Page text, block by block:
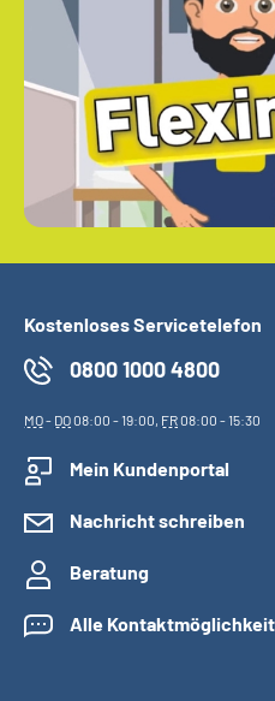
Kostenloses Servicetelefon
0800 1000 4800
MO- DO08:00 - 19:00, FR08:00 - 15:30
Mein Kundenportal
Nachricht schreiben
Beratung
Alle